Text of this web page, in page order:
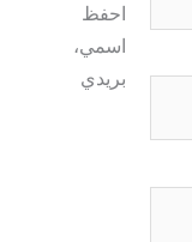
احفظ
اسمي،
بريدي